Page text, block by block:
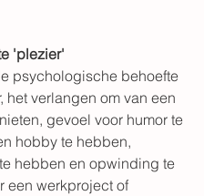
'plezier'
psychologische behoefte
het verlangen om van een
gevoel voor humor te
hobby te hebben,
hebben en opwinding te
een werkproject of